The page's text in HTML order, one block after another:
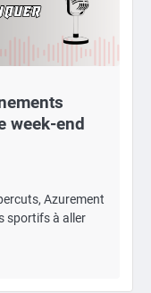
week-end
Azurement
sportifs à aller